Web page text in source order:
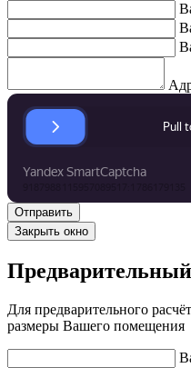
Закрыть окно
Для предварительного
размеры Вашего помещения